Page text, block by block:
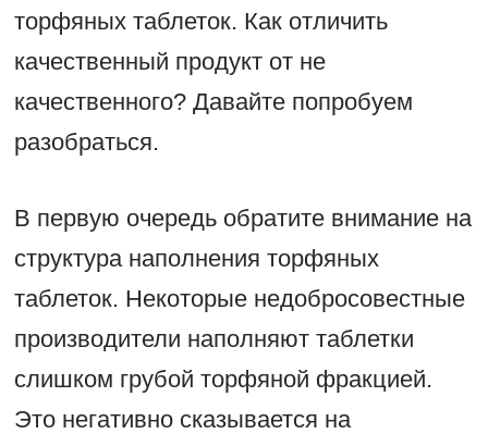
торфяных таблеток. Как отличить
качественный продукт от не
качественного? Давайте попробуем
разобраться.
В первую очередь обратите внимание на
структура наполнения торфяных
таблеток. Некоторые недобросовестные
производители наполняют таблетки
слишком грубой торфяной фракцией.
Это негативно сказывается на